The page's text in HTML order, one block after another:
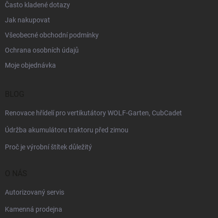
Často kladené dotazy
Jak nakupovat
Všeobecné obchodní podmínky
Ochrana osobních údajů
Moje objednávka
Renovace hřídelí pro vertikutátory WOLF-Garten, CubCadet
Údržba akumulátoru traktoru před zimou
Proč je výrobní štítek důležitý
Autorizovaný servis
Kamenná prodejna